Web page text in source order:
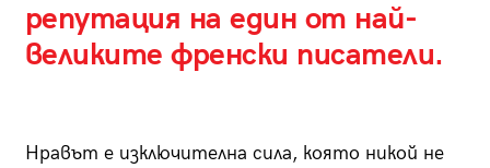
репутация на един от най-
великите френски писатели.
Нравът е изключителна сила, която никой не